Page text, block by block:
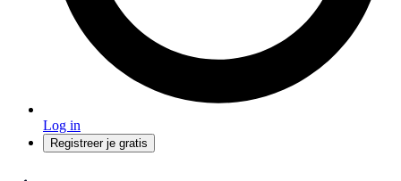
Log in
Registreer je gratis